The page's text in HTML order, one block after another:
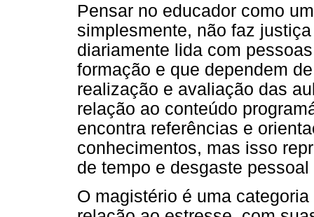
Pensar no educador como
simplesmente, não faz
diariamente lida com
formação e que dependem
realização e avaliação das
relação ao conteúdo
encontra referências e
conhecimentos, mas isso
de tempo e desgaste
O magistério é uma